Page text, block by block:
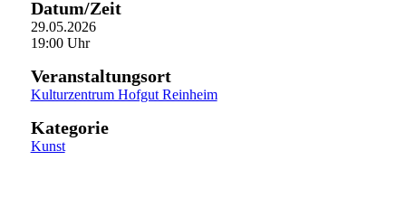
Datum/Zeit
29.05.2026
19:00 Uhr
Veranstaltungsort
Kulturzentrum Hofgut Reinheim
Kategorie
Kunst